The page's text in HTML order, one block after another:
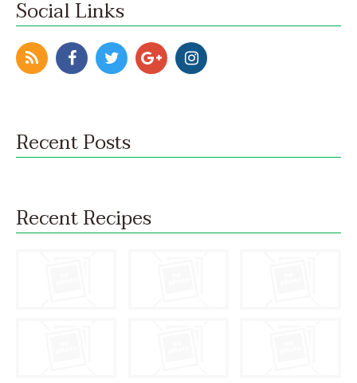
Social Links
Recent Posts
Recent Recipes